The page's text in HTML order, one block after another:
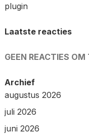
plugin
Laatste reacties
GEEN REACTIES
Archief
augustus 2026
juli 2026
juni 2026